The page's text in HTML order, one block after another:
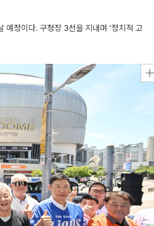
예정이다. 구청장 3선을 지내며 ‘정치적 고